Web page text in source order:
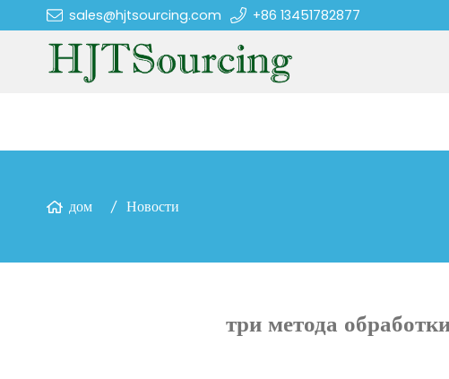
sales@hjtsourcing.com +86 13451782877
дом Новости
три метода